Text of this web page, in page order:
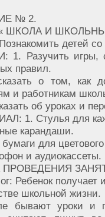
№ 2.
ШКОЛА И
детей
1. Разучить игры,
правил.
о том, как
и работникам
об уроках и
1. Стулья для
карандаши.
для
и аудиокассеты.
ПРОВЕДЕНИЯ
Ребенок
школьной жизни.
бывают уроки и